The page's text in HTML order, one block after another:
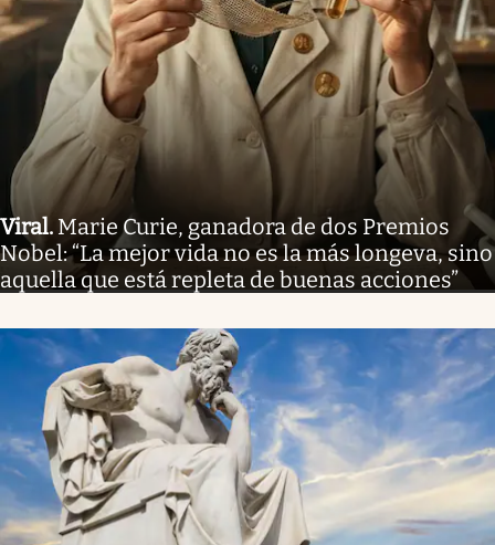
Viral. Marie Curie, ganadora de dos Premios
Nobel: “La mejor vida no es la más longeva, sino
aquella que está repleta de buenas acciones”